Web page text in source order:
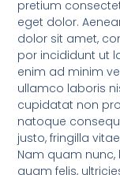
pretium
eget dolor.
dolor sit amet,
por incididunt ut
enim ad minim
ullamco laboris
cupidatat non
natoque
justo, fringilla
Nam quam nunc,
quam felis,